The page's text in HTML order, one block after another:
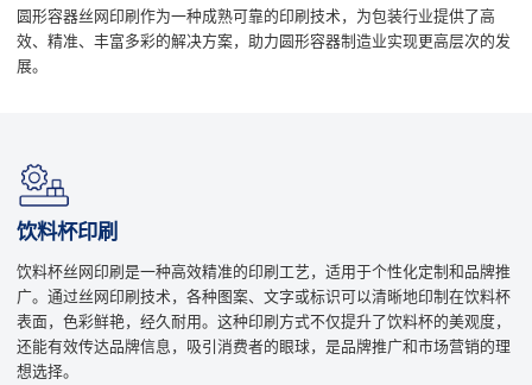
圆形容器丝网印刷作为一种成熟可靠的印刷技术，为包装行业提供了高
效、精准、丰富多彩的解决方案，助力圆形容器制造业实现更高层次的发
展。
饮料杯印刷
饮料杯丝网印刷是一种高效精准的印刷工艺，适用于个性化定制和品牌推
广。通过丝网印刷技术，各种图案、文字或标识可以清晰地印制在饮料杯
表面，色彩鲜艳，经久耐用。这种印刷方式不仅提升了饮料杯的美观度，
还能有效传达品牌信息，吸引消费者的眼球，是品牌推广和市场营销的理
想选择。